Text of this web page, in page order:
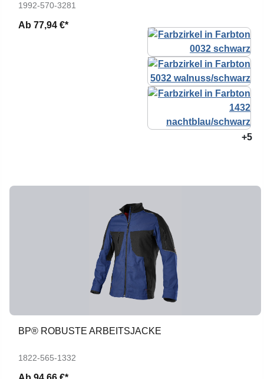
1992-570-3281
Ab 77,94 €*
+5
BP® ROBUSTE ARBEITSJACKE
1822-565-1332